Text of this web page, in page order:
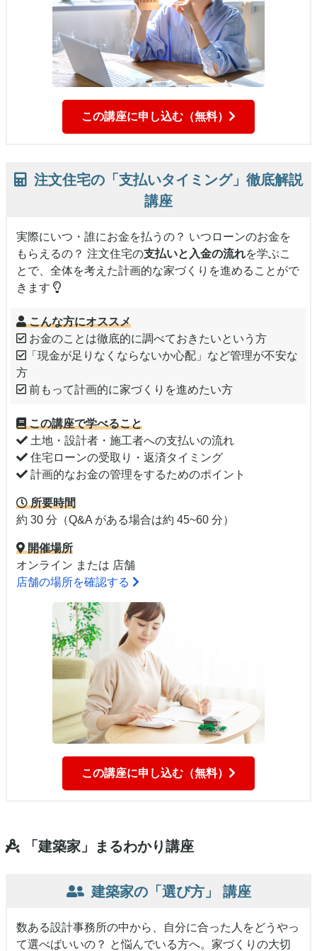
この講座に申し込む（無料）
注文住宅の「支払いタイミング」徹底解説
講座
実際にいつ・誰にお金を払うの？ いつローンのお金を
もらえるの？ 注文住宅の支払いと入金の流れを学ぶこ
とで、全体を考えた計画的な家づくりを進めることがで
きます
こんな方にオススメ
お金のことは徹底的に調べておきたいという方
「現金が足りなくならないか心配」など管理が不安な
方
前もって計画的に家づくりを進めたい方
この講座で学べること
土地・設計者・施工者への支払いの流れ
住宅ローンの受取り・返済タイミング
計画的なお金の管理をするためのポイント
所要時間
約 30 分（Q&A がある場合は約 45~60 分）
開催場所
オンライン または 店舗
店舗の場所を確認する
この講座に申し込む（無料）
「建築家」まるわかり講座
建築家の「選び方」 講座
数ある設計事務所の中から、自分に合った人をどうやっ
て選べばいいの？ と悩んでいる方へ。家づくりの大切